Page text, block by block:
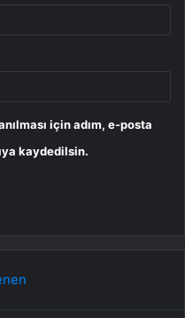
için adım, e-posta
kaydedilsin.